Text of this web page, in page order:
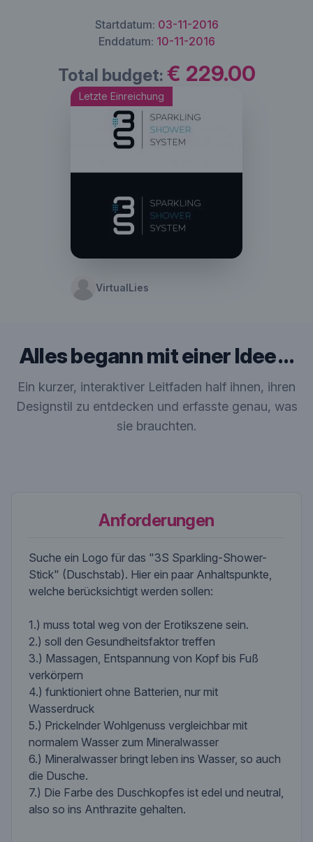
Startdatum: 03-11-2016
Enddatum: 10-11-2016
Total budget: € 229.00
Letzte Einreichung
VirtualLies
Alles begann mit einer Idee …
Ein kurzer, interaktiver Leitfaden half ihnen, ihren
Designstil zu entdecken und erfasste genau, was
sie brauchten.
Anforderungen
Suche ein Logo für das "3S Sparkling-Shower-
Stick" (Duschstab). Hier ein paar Anhaltspunkte,
welche berücksichtigt werden sollen:
1.) muss total weg von der Erotikszene sein.
2.) soll den Gesundheitsfaktor treffen
3.) Massagen, Entspannung von Kopf bis Fuß
verkörpern
4.) funktioniert ohne Batterien, nur mit
Wasserdruck
5.) Prickelnder Wohlgenuss vergleichbar mit
normalem Wasser zum Mineralwasser
6.) Mineralwasser bringt leben ins Wasser, so auch
die Dusche.
7.) Die Farbe des Duschkopfes ist edel und neutral,
also so ins Anthrazite gehalten.